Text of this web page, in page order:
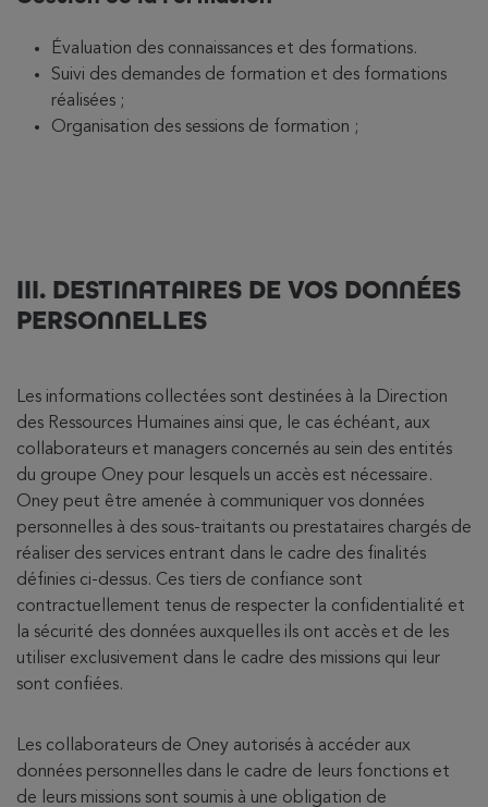
Évaluation des connaissances et des formations.
Suivi des demandes de formation et des formations
réalisées ;
Organisation des sessions de formation ;
III. DESTINATAIRES DE VOS DONNÉES
PERSONNELLES
Les informations collectées sont destinées à la Direction
des Ressources Humaines ainsi que, le cas échéant, aux
collaborateurs et managers concernés au sein des entités
du groupe Oney pour lesquels un accès est nécessaire.
Oney peut être amenée à communiquer vos données
personnelles à des sous-traitants ou prestataires chargés de
réaliser des services entrant dans le cadre des finalités
définies ci-dessus. Ces tiers de confiance sont
contractuellement tenus de respecter la confidentialité et
la sécurité des données auxquelles ils ont accès et de les
utiliser exclusivement dans le cadre des missions qui leur
sont confiées.
Les collaborateurs de Oney autorisés à accéder aux
données personnelles dans le cadre de leurs fonctions et
de leurs missions sont soumis à une obligation de